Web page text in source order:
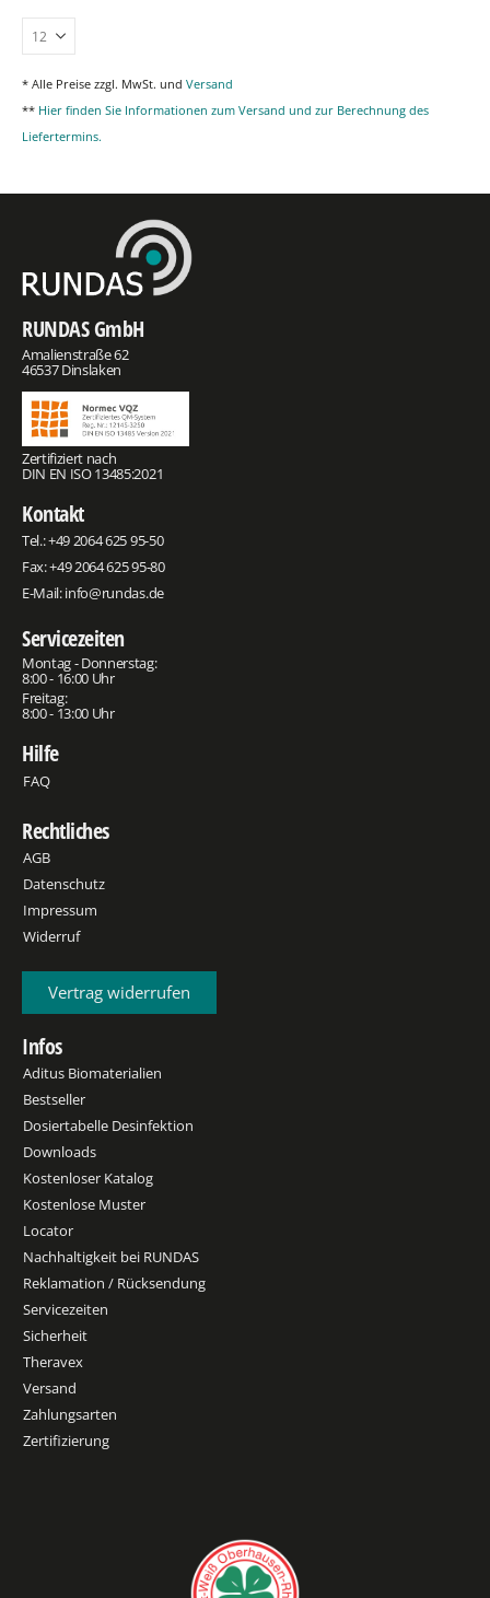
* Alle Preise zzgl. MwSt. und Versand
** Hier finden Sie Informationen zum Versand und zur Berechnung des
Liefertermins.
RUNDAS GmbH
Amalienstraße 62
46537 Dinslaken
Zertifiziert nach
DIN EN ISO 13485:2021
Kontakt
Tel.:+49 2064 625 95-50
Fax: +49 2064 625 95-80
E-Mail:info@rundas.de
Servicezeiten
Montag - Donnerstag:
8:00 - 16:00 Uhr
Freitag:
8:00 - 13:00 Uhr
Hilfe
FAQ
Rechtliches
AGB
Datenschutz
Impressum
Widerruf
Vertrag widerrufen
Infos
Aditus Biomaterialien
Bestseller
Dosiertabelle Desinfektion
Downloads
Kostenloser Katalog
Kostenlose Muster
Locator
Nachhaltigkeit bei RUNDAS
Reklamation / Rücksendung
Servicezeiten
Sicherheit
Theravex
Versand
Zahlungsarten
Zertifizierung